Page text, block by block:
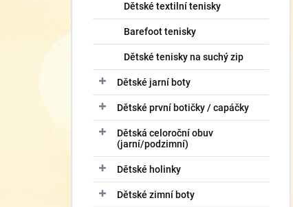
Dětské textilní tenisky
Barefoot tenisky
Dětské tenisky na suchý zip
Dětské jarní boty
Dětské první botičky / capáčky
Dětská celoroční obuv
(jarní/podzimní)
Dětské holinky
Dětské zimní boty